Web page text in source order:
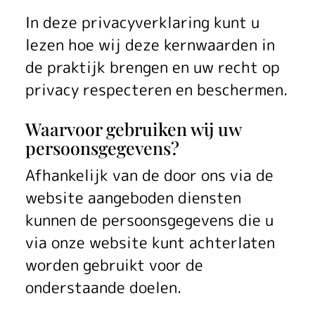
In deze privacyverklaring kunt u
lezen hoe wij deze kernwaarden in
de praktijk brengen en uw recht op
privacy respecteren en beschermen.
Waarvoor gebruiken wij uw
persoonsgegevens?
Afhankelijk van de door ons via de
website aangeboden diensten
kunnen de persoonsgegevens die u
via onze website kunt achterlaten
worden gebruikt voor de
onderstaande doelen.